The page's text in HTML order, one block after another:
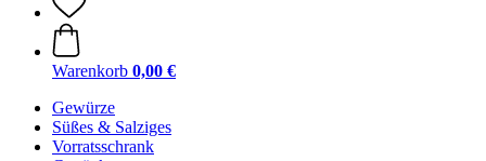
Warenkorb 0,00 €
Gewürze
Süßes & Salziges
Vorratsschrank